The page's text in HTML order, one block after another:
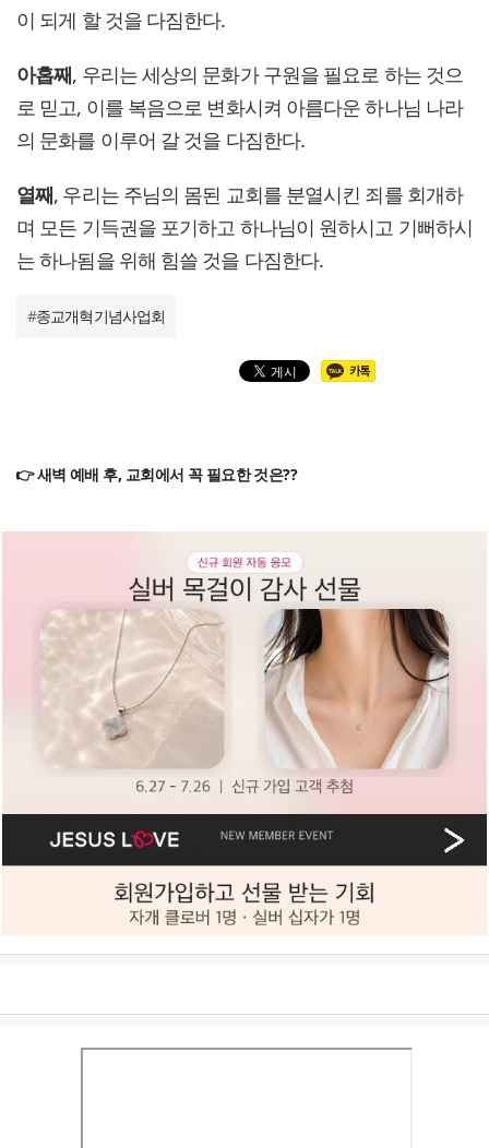
이 되게 할 것을 다짐한다.
아홉째, 우리는 세상의 문화가 구원을 필요로 하는 것으
로 믿고, 이를 복음으로 변화시켜 아름다운 하나님 나라
의 문화를 이루어 갈 것을 다짐한다.
열째, 우리는 주님의 몸된 교회를 분열시킨 죄를 회개하
며 모든 기득권을 포기하고 하나님이 원하시고 기뻐하시
는 하나됨을 위해 힘쓸 것을 다짐한다.
#종교개혁기념사업회
👉 새벽 예배 후, 교회에서 꼭 필요한 것은??